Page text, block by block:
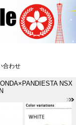
合わせ
NSX